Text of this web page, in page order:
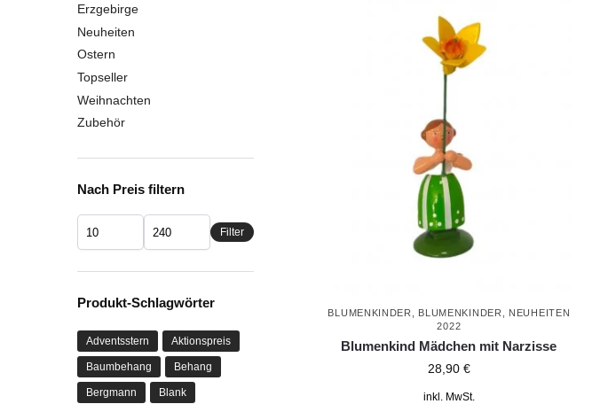
BLUMENKINDER BLUMENKINDER
NEUHEITEN
2022
Blumenkind Mädchen mit Narzisse
28,90 €
inkl. MwSt.
Erzgebirge
Neuheiten
Ostern
Topseller
Weihnachten
Zubehör
Nach Preis filtern
Filter
Produkt-Schlagwörter
Adventsstern Aktionspreis
Baumbehang Behang
Bergmann Blank